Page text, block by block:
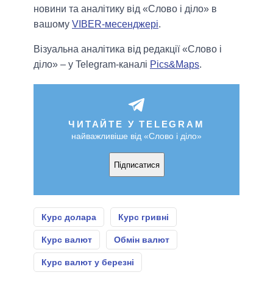
новини та аналітику від «Слово і діло» в
вашому VIBER-месенджері.
Візуальна аналітика від редакції «Слово і
діло» – у Telegram-каналі Pics&Maps.
ЧИТАЙТЕ У TELEGRAM
найважливіше від «Слово і діло»
Підписатися
Курс долара Курс гривні
Курс валют Обмін валют
Курс валют у березні